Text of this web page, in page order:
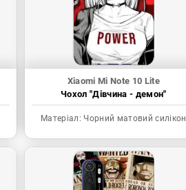
Xiaomi Mi Note 10 Lite
Чохол "Дівчина - демон"
Матеріал: Чорний матовий силікон